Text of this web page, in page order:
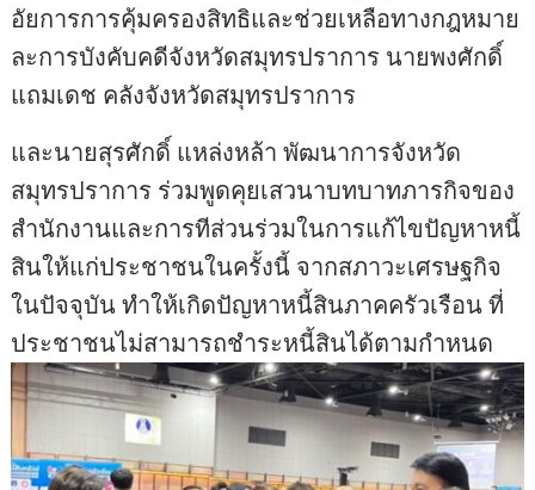
อัยการการคุ้มครองสิทธิและช่วยเหลือทางกฎหมาย
ละการบังคับคดีจังหวัดสมุทรปราการ นายพงศักดิ์
แถมเดช คลังจังหวัดสมุทรปราการ
และนายสุรศักดิ์ แหล่งหล้า พัฒนาการจังหวัด
สมุทรปราการ ร่วมพูดคุยเสวนาบทบาทภารกิจของ
สำนักงานและการทีส่วนร่วมในการแก้ไขปัญหาหนี้
สินให้แก่ประชาชนในครั้งนี้ จากสภาวะเศรษฐกิจ
ในปัจจุบัน ทำให้เกิดปัญหาหนี้สินภาคครัวเรือน ที่
ประชาชนไม่สามารถชำระหนี้สินได้ตามกำหนด